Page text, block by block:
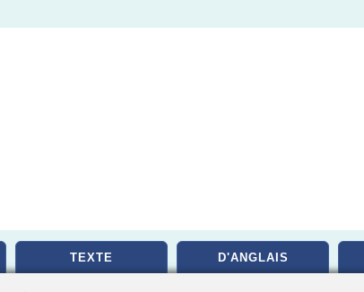
TEXTE D'ANGLAIS